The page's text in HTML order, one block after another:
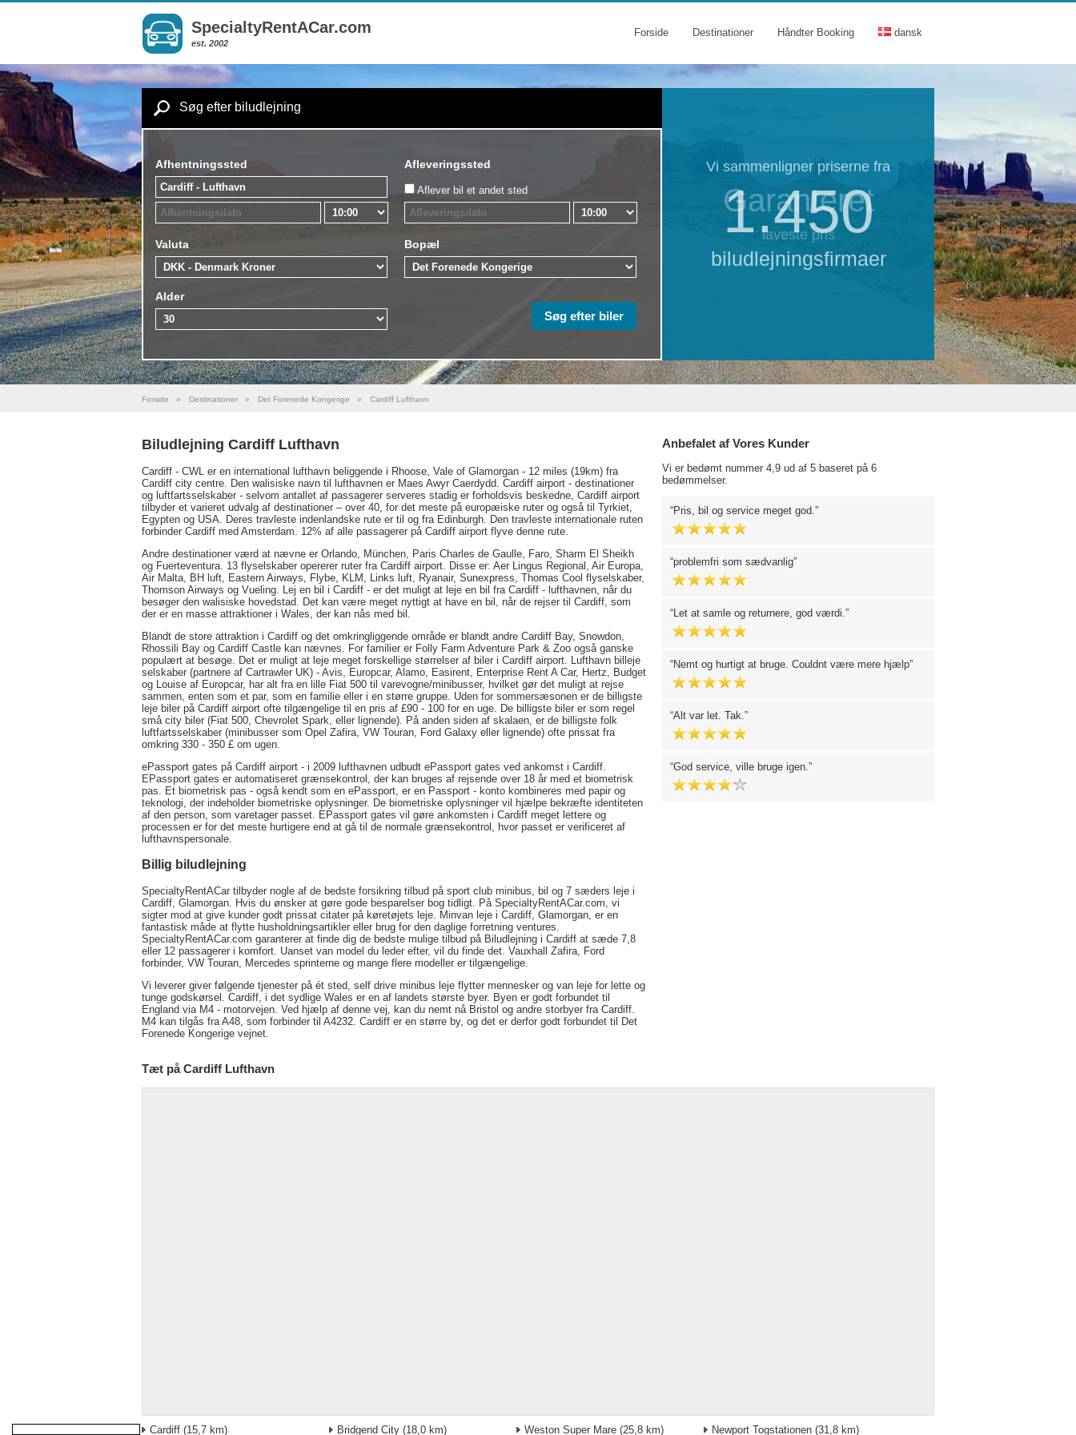
SpecialtyRentACar.com
est. 2002
Forside Destinationer Håndter Booking dansk
Søg efter biludlejning
Afhentningssted Afleveringssted
Aflever bil et andet sted
Valuta Bopæl
Alder
Vi sammenligner priserne fra
1.450
biludlejningsfirmaer
Garanteret
laveste pris
Forside » Destinationer » Det Forenede Kongerige » Cardiff Lufthavn
Biludlejning Cardiff Lufthavn
Cardiff - CWL er en international lufthavn beliggende i Rhoose, Vale of Glamorgan - 12 miles (19km) fra
Cardiff city centre. Den walisiske navn til lufthavnen er Maes Awyr Caerdydd. Cardiff airport - destinationer
og luftfartsselskaber - selvom antallet af passagerer serveres stadig er forholdsvis beskedne, Cardiff airport
tilbyder et varieret udvalg af destinationer – over 40, for det meste på europæiske ruter og også til Tyrkiet,
Egypten og USA. Deres travleste indenlandske rute er til og fra Edinburgh. Den travleste internationale ruten
forbinder Cardiff med Amsterdam. 12% af alle passagerer på Cardiff airport flyve denne rute.
Andre destinationer værd at nævne er Orlando, München, Paris Charles de Gaulle, Faro, Sharm El Sheikh
og Fuerteventura. 13 flyselskaber opererer ruter fra Cardiff airport. Disse er: Aer Lingus Regional, Air Europa,
Air Malta, BH luft, Eastern Airways, Flybe, KLM, Links luft, Ryanair, Sunexpress, Thomas Cool flyselskaber,
Thomson Airways og Vueling. Lej en bil i Cardiff - er det muligt at leje en bil fra Cardiff - lufthavnen, når du
besøger den walisiske hovedstad. Det kan være meget nyttigt at have en bil, når de rejser til Cardiff, som
der er en masse attraktioner i Wales, der kan nås med bil.
Blandt de store attraktion i Cardiff og det omkringliggende område er blandt andre Cardiff Bay, Snowdon,
Rhossili Bay og Cardiff Castle kan nævnes. For familier er Folly Farm Adventure Park & Zoo også ganske
populært at besøge. Det er muligt at leje meget forskellige størrelser af biler i Cardiff airport. Lufthavn billeje
selskaber (partnere af Cartrawler UK) - Avis, Europcar, Alamo, Easirent, Enterprise Rent A Car, Hertz, Budget
og Louise af Europcar, har alt fra en lille Fiat 500 til varevogne/minibusser, hvilket gør det muligt at rejse
sammen, enten som et par, som en familie eller i en større gruppe. Uden for sommersæsonen er de billigste
leje biler på Cardiff airport ofte tilgængelige til en pris af £90 - 100 for en uge. De billigste biler er som regel
små city biler (Fiat 500, Chevrolet Spark, eller lignende). På anden siden af skalaen, er de billigste folk
luftfartsselskaber (minibusser som Opel Zafira, VW Touran, Ford Galaxy eller lignende) ofte prissat fra
omkring 330 - 350 £ om ugen.
ePassport gates på Cardiff airport - i 2009 lufthavnen udbudt ePassport gates ved ankomst i Cardiff.
EPassport gates er automatiseret grænsekontrol, der kan bruges af rejsende over 18 år med et biometrisk
pas. Et biometrisk pas - også kendt som en ePassport, er en Passport - konto kombineres med papir og
teknologi, der indeholder biometriske oplysninger. De biometriske oplysninger vil hjælpe bekræfte identiteten
af den person, som varetager passet. EPassport gates vil gøre ankomsten i Cardiff meget lettere og
processen er for det meste hurtigere end at gå til de normale grænsekontrol, hvor passet er verificeret af
lufthavnspersonale.
Billig biludlejning
SpecialtyRentACar tilbyder nogle af de bedste forsikring tilbud på sport club minibus, bil og 7 sæders leje i
Cardiff, Glamorgan. Hvis du ønsker at gøre gode besparelser bog tidligt. På SpecialtyRentACar.com, vi
sigter mod at give kunder godt prissat citater på køretøjets leje. Minvan leje i Cardiff, Glamorgan, er en
fantastisk måde at flytte husholdningsartikler eller brug for den daglige forretning ventures.
SpecialtyRentACar.com garanterer at finde dig de bedste mulige tilbud på Biludlejning i Cardiff at sæde 7,8
eller 12 passagerer i komfort. Uanset van model du leder efter, vil du finde det. Vauxhall Zafira, Ford
forbinder, VW Touran, Mercedes sprinterne og mange flere modeller er tilgængelige.
Vi leverer giver følgende tjenester på ét sted, self drive minibus leje flytter mennesker og van leje for lette og
tunge godskørsel. Cardiff, i det sydlige Wales er en af landets største byer. Byen er godt forbundet til
England via M4 - motorvejen. Ved hjælp af denne vej, kan du nemt nå Bristol og andre storbyer fra Cardiff.
M4 kan tilgås fra A48, som forbinder til A4232. Cardiff er en større by, og det er derfor godt forbundet til Det
Forenede Kongerige vejnet.
Anbefalet af Vores Kunder
Vi er bedømt nummer 4,9 ud af 5 baseret på 6
bedømmelser.
Pris, bil og service meget god.
problemfri som sædvanlig
Let at samle og returnere, god værdi.
Nemt og hurtigt at bruge. Couldnt være mere hjælp
Alt var let. Tak.
God service, ville bruge igen.
Tæt på Cardiff Lufthavn
Cardiff (15,7 km) Bridgend City (18,0 km) Weston Super Mare (25,8 km) Newport Togstationen (31,8 km)